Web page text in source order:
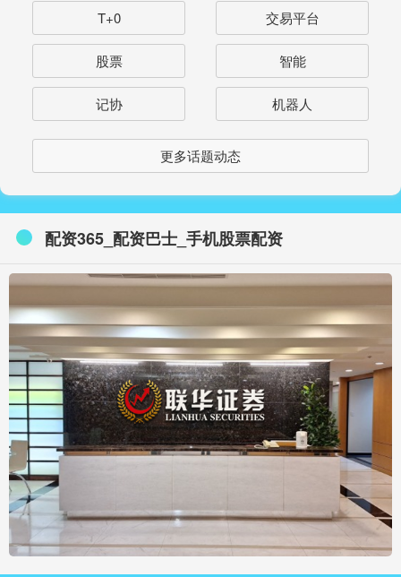
T+0 交易平台
股票 智能
记协 机器人
更多话题动态
配资365_配资巴士_手机股票配资